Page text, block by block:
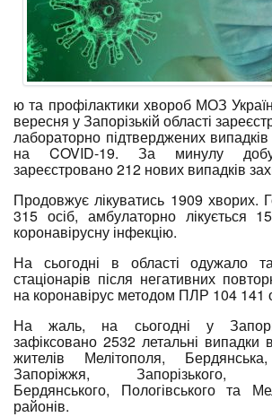
ю та профілактики хвороб МОЗ
вересня у Запорізькій області
лабораторно підтверджених
на COVID-19. За минулу
зареєстровано 212 нових випадків
Продовжує лікуватись 1909 хворих.
315 осіб, амбулаторно лікується
коронавірусну інфекцію.
На сьогодні в області одужало
стаціонарів після негативних
на коронавірус методом ПЛР 104 141
На жаль, на сьогодні у
зафіксовано 2532 летальні випадки
жителів Мелітополя,
Запоріжжя, Запорізького,
Бердянського, Пологівського та
районів.